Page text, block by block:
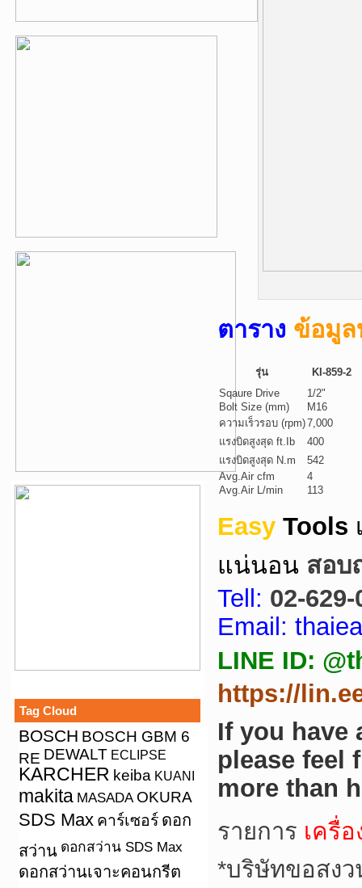
Tag Cloud
BOSCH BOSCH GBM 6
RE DEWALT ECLIPSE
KARCHER keiba KUANI
makita MASADA OKURA
SDS Max คาร์เซอร์ ดอก
สว่าน ดอกสว่าน SDS Max
ดอกสว่านเจาะคอนกรีต
ตาราง ข้อมูล
รุ่น
KI-859-2
Sqaure Drive
1/2"
Bolt Size (mm)
M16
ความเร็วรอบ (rpm)7,000
แรงบิดสูงสุด ft.Ib
400
แรงบิดสูงสุด N.m
542
Avg.Air cfm
4
Avg.Air L/min
113
Easy Tools
แน่นอน สอบ
Tell: 02-629-
Email:
LINE ID:
https://
If you have
please feel
more than
รายการ เครื่
*บริษัทขอสงว